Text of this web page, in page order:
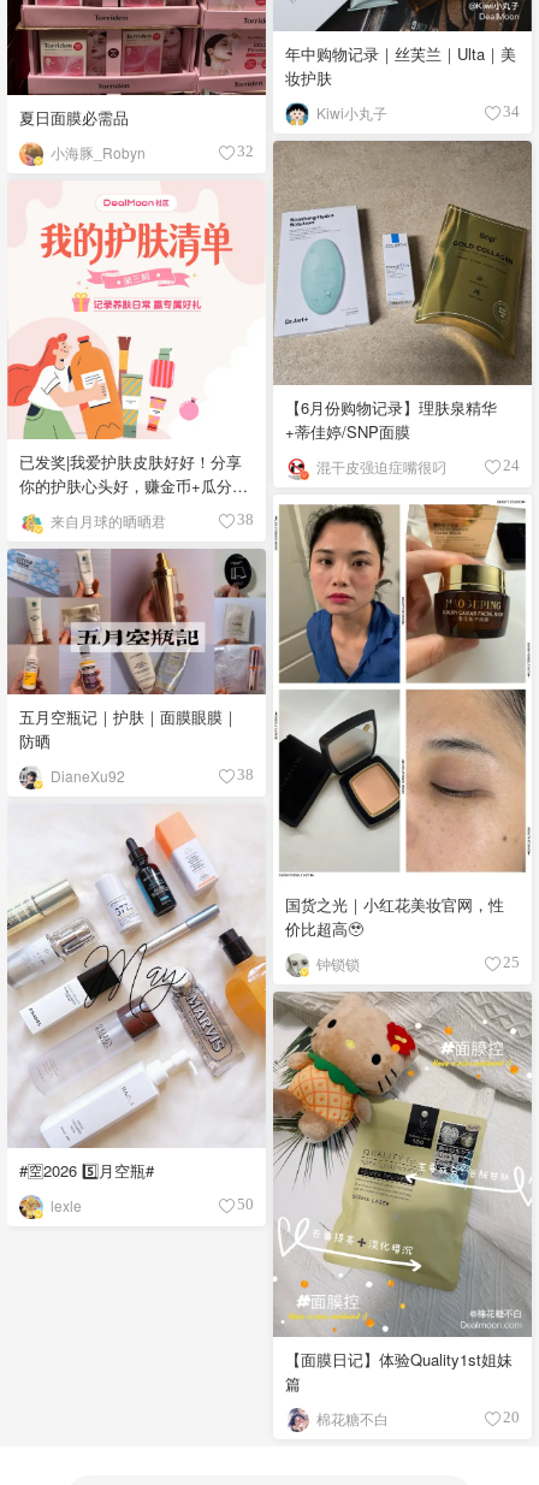
年中购物记录｜丝芙兰｜Ulta｜美
妆护肤
Kiwi小丸子 34
夏日面膜必需品
小海豚_Robyn 32
【6月份购物记录】理肤泉精华
+蒂佳婷/SNP面膜
混干皮强迫症嘴很叼 24
已发奖|我爱护肤皮肤好好！分享
你的护肤心头好，赚金币+瓜分专
属礼卡💥来自月球的晒晒君 38
国货之光｜小红花美妆官网，性
价比超高🥹
钟锁锁 25
五月空瓶记｜护肤｜面膜眼膜｜
防晒
DianeXu92 38
#🈳️2026 5️⃣月空瓶#
lexle 50
【面膜日记】体验Quality1st姐妹
篇
棉花糖不白 20